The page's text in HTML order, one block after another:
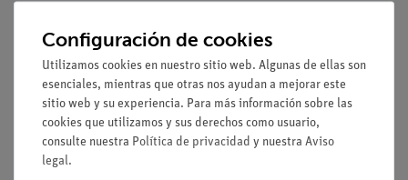
Tareas
1.Medición del tiempo muerto en una prueba de reacción.
2.Análisis de la respuesta transitoria.
3. Determinación de la frecuencia umbral para los estímulos.
4. Estudio de los efectos del ruido y del alcohol en la
capacidad de reacción.
Configuración de cookies
Utilizamos cookies en nuestro sitio web. Algunas de ellas son
esenciales, mientras que otras nos ayudan a mejorar este
sitio web y su experiencia. Para más información sobre las
cookies que utilizamos y sus derechos como usuario,
consulte nuestra Política de privacidad y nuestra Aviso
legal.